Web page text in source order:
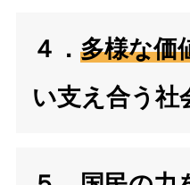
４． 多様な価
い支え合う社